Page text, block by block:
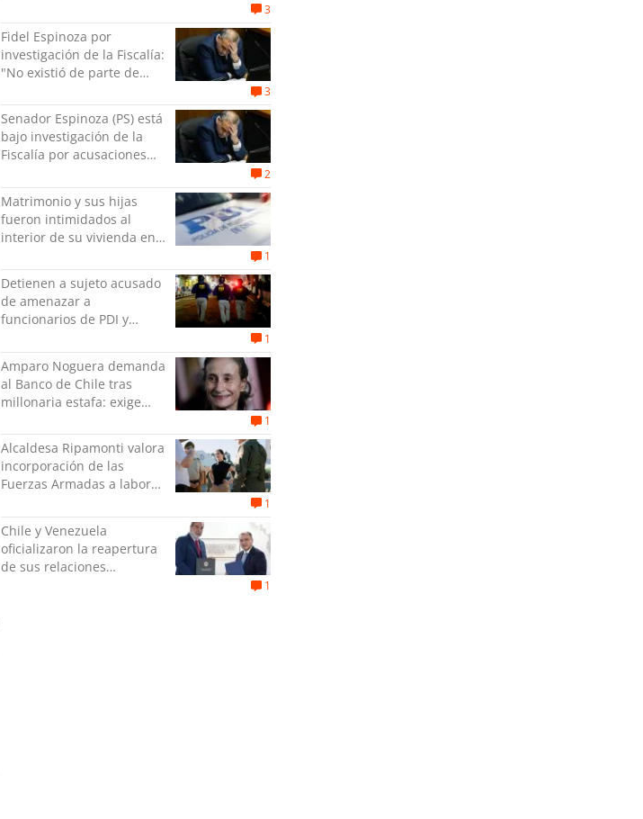
social
3
Fidel Espinoza por
investigación de la Fiscalía:
"No existió de parte de
violencia física ni verbal"
3
Senador Espinoza (PS) está
bajo investigación de la
Fiscalía por acusaciones
su pareja
2
Matrimonio y sus hijas
fueron intimidados al
interior de su vivienda en
1
Detienen a sujeto acusado
de amenazar a
funcionarios de PDI y
Verde
1
Amparo Noguera demanda
al Banco de Chile tras
millonaria estafa: exige
1
Alcaldesa Ripamonti valora
incorporación de las
Fuerzas Armadas a labores
“responsabilidad política”
1
Chile y Venezuela
oficializaron la reapertura
de sus relaciones
1